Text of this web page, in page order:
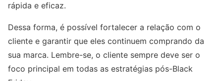
rápida e eficaz.
Dessa forma, é possível fortalecer a relação com o
cliente e garantir que eles continuem comprando da
sua marca. Lembre-se, o cliente sempre deve ser o
foco principal em todas as estratégias pós-Black